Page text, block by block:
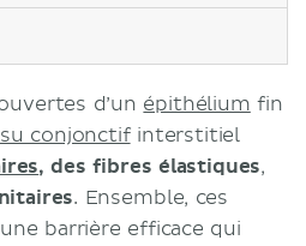
d’un épithélium fin
conjonctifinterstitiel
, des fibres élastiques,
. Ensemble, ces
barrière efficace qui